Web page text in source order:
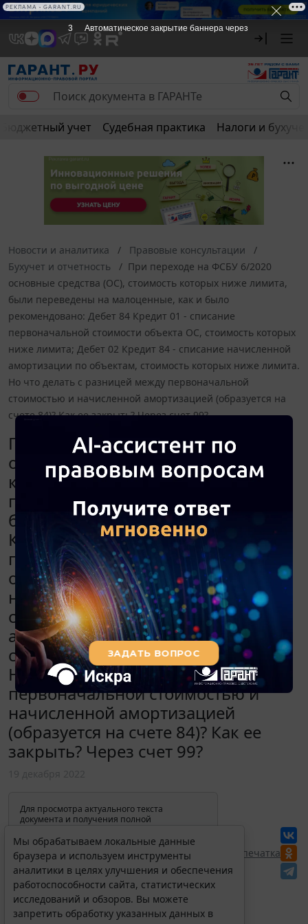
Бюджетный учет Судебная практика Налоги и
Новости и аналитика
Правовые консультации
Бухучет и отчетность
При переходе на ФСБУ 6/2020
основные средства (ОС), стоимость которых ниже лимита,
были переведены на малоценные, как и было
рекомендовано: Дебет 84 Кредит 01 - списание
первоначальной стоимости объекта ОС, стоимость которых
ниже лимита; Дебет 02 Кредит 84 - списание начисленной
амортизации по объектам, стоимость которых ниже лимита.
Но что делать с разницей между первоначальной
стоимостью и начисленной амортизацией (образуется на
счете 84)? Как ее закрыть? Через счет 99?
При переходе на ФСБУ 6/2020
основные средства (ОС), стоимость
которых ниже лимита, были
переведены на малоценные, как и
было рекомендовано: Дебет 84
Кредит 01 - списание
первоначальной стоимости
объекта ОС, стоимость которых
ниже лимита; Дебет 02 Кредит 84 -
списание начисленной
амортизации по объектам,
стоимость которых ниже лимита.
Но что делать с разницей между
первоначальной стоимостью и
начисленной амортизацией
(образуется на счете 84)? Как ее
закрыть? Через счет 99?
Для просмотра актуального текста
документа и получения полной
изменениях и порядке применения
документа, воспользуйтесь поиском в
Интернет-версии системы ГАРАНТ:
Перепечатка
Мы обрабатываем локальные данные
браузера и используем инструменты
аналитики в целях улучшения и обеспечения
работоспособности сайта, статистических
исследований и обзоров. Вы можете
запретить обработку указанных данных в
3 Автоматическое закрытие баннера через
РЕКЛАМА • GARANT.RU